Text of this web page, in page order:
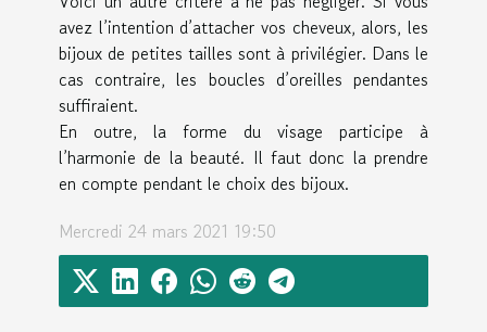
avez l’intention d’attacher vos cheveux, alors, les
bijoux de petites tailles sont à privilégier. Dans le
cas contraire, les boucles d’oreilles pendantes
suffiraient.
En outre, la forme du visage participe à
l’harmonie de la beauté. Il faut donc la prendre
en compte pendant le choix des bijoux.
Mercredi 24 mars 2021 19:50